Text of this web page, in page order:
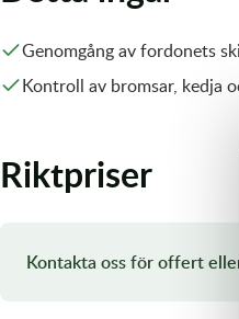
Vätskesystem
Hjul
Motordelar & Filter
Mousse
Trialdäck
Luftfilterolja & Rengöring
Sprayer
Drivremmar &
Fjädring
Slangar
Genomgång av fordonets
Kontroll av bromsar, kedja
Riktpriser
Kontakta oss för offert